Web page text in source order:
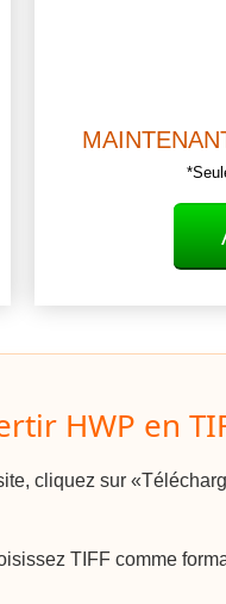
HWP en
cliquez sur
TIFF comme